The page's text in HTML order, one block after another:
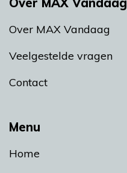
Menu
Home
Over MAX Vandaag
Veelgestelde vragen
Contact